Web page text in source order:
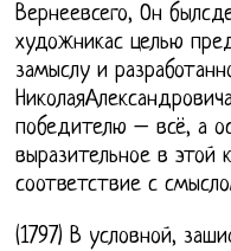
Вернеевсего, Он
художникас целью
замыслу и
победителю – всё, а
выразительное в этой
соответствие с
(1797) В условной,